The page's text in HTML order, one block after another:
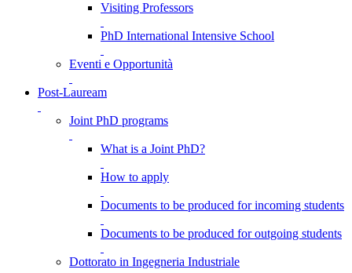
Visiting Professors
PhD International Intensive School
Eventi e Opportunità
Post-Lauream
Joint PhD programs
What is a Joint PhD?
How to apply
Documents to be produced for incoming students
Documents to be produced for outgoing students
Dottorato in Ingegneria Industriale